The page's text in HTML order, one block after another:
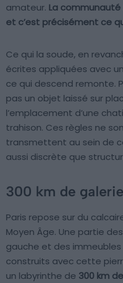
amateur. La
et c’est précisément ce
Ce qui la soude, en
écrites appliquées avec
ce qui descend remonte.
pas un objet laissé sur
l’emplacement d’une
trahison. Ces règles ne
transmettent au sein de
aussi discrète que
300 km de
Paris repose sur du
Moyen Âge. Une partie
gauche et des
construits avec cette
un labyrinthe de 300 km